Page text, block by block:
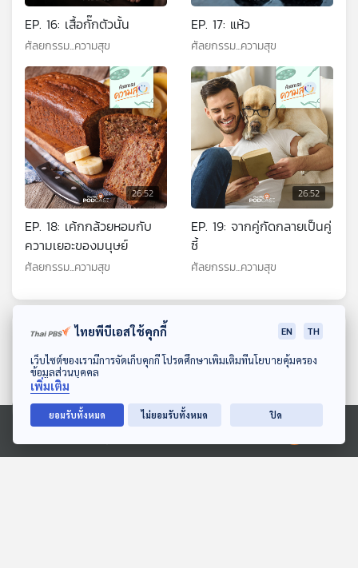
ดาวน์โหลด Thai PBS Podcast Application
Ⓒ 2020 องค์การกระจายเสียงและแพร่ภาพสาธารณะแห่งประเทศไทย
EP. 16: เสื้อกั๊กตัวนั้น
ศัลยกรรม...ความสุข
EP. 17: แห้ว
ศัลยกรรม...ความสุข
26:52
EP. 18: เค้กกล้วยหอมกับ
ความเยอะของมนุษย์
ศัลยกรรม...ความสุข
26:52
EP. 19: จากคู่กัดกลายเป็นคู่
ซี้
ศัลยกรรม...ความสุข
ตอนที่เกี่ยวข้องไทยพีบีเอสใช้คุกกี้ EN TH
เว็บไซต์ของเรามีการจัดเก็บคุกกี้ โปรดศึกษาเพิ่มเติมที่นโยบายคุ้มครอง
ข้อมูลส่วนบุคคล
เพิ่มเติม
ยอมรับทั้งหมด ไม่ยอมรับทั้งหมด ปิด